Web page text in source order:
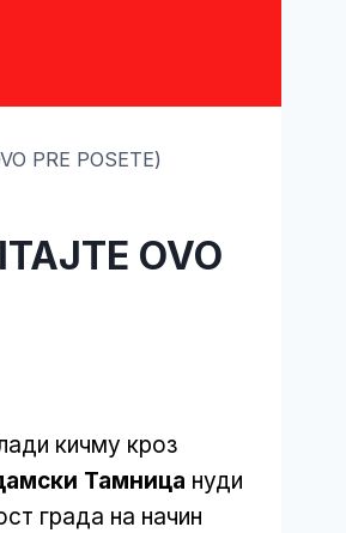
PRE POSETE)
OVO
кичму кроз
Тамница нуди
града на начин